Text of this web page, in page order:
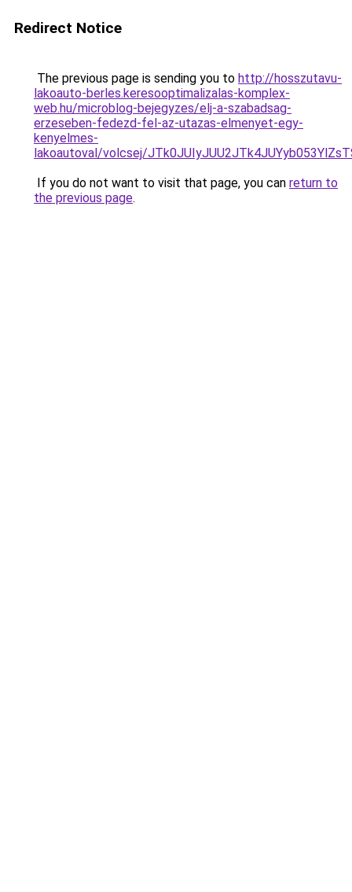
Redirect Notice
The previous page is sending you to http://hosszutavu-
lakoauto-berles.keresooptimalizalas-komplex-
web.hu/microblog-bejegyzes/elj-a-szabadsag-
erzeseben-fedezd-fel-az-utazas-elmenyet-egy-
kenyelmes-
lakoautoval/volcsej/
If you do not want to visit that page, you can return to
the previous page.